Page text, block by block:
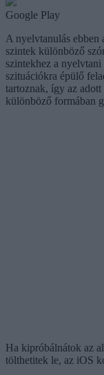
Google Play
A nyelvtanulás ebben
szintek különböző
szintekhez a
szituációkra épülő
tartoznak, így az
különböző formában
Ha kipróbálnátok az
tölthetitek le, az iOS